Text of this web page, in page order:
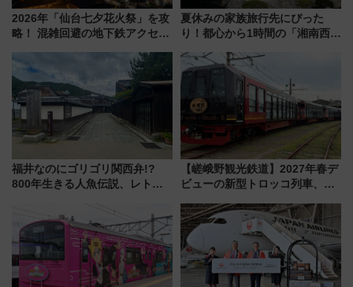
2026年「仙台七夕花火祭」を攻
略！ 混雑回避の地下鉄アクセス
火前に楽しむ仙台観光ルートま
で解説！
夏休みの家族旅行先にぴった
り！都心から1時間の「湘南西エ
島とは異なる魅力を持つ今夏の
注目スポット
福井なのにゴリゴリ関西弁!?
800年生きる人魚伝説、レトロ
屋カフェで非日常を！週末観光
に最適な小浜の歩き方
【嵯峨野観光鉄道】2027年春デ
ビューの新型トロッコ列車、い
は2026年で引退